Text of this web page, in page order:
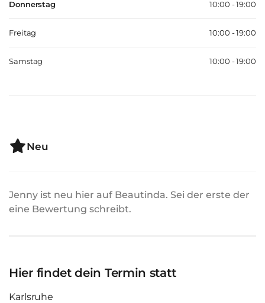
Donnerstag 10:00 - 19:00
Freitag 10:00 - 19:00
Samstag 10:00 - 19:00
Neu
Jenny ist neu hier auf Beautinda. Sei der erste der
eine Bewertung schreibt.
Hier findet dein Termin statt
Karlsruhe